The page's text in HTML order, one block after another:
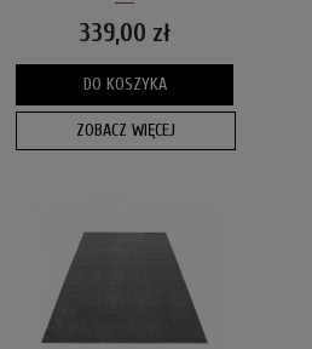
339,00 zł
DO KOSZYKA
ZOBACZ WIĘCEJ